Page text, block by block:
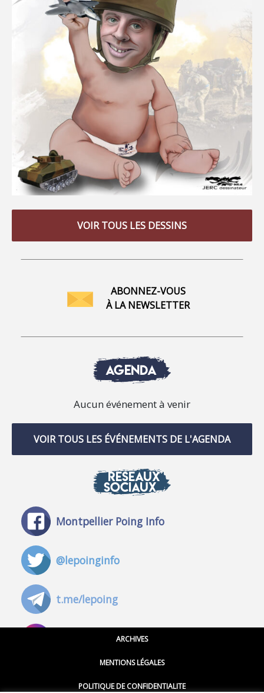
VOIR TOUS LES DESSINS
ABONNEZ-VOUS
À LA NEWSLETTER
AGENDA
Aucun événement à venir
VOIR TOUS LES ÉVÉNEMENTS DE L'AGENDA
RÉSEAUX
SOCIAUX
Montpellier Poing Info
@lepoinginfo
t.me/lepoing
@montpellierpoinginfo
ARCHIVES
MENTIONS LÉGALES
POLITIQUE DE CONFIDENTIALITE